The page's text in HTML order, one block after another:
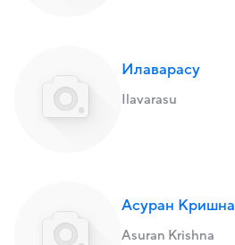
Илаварасу
Ilavarasu
Асуран Кришна
Asuran Krishna